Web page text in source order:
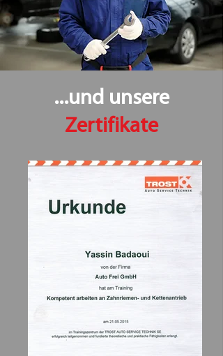
...und unsere
Zertifikate